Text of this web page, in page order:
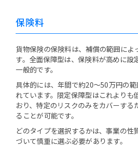
保険料
貨物保険の保険料は、補償の範囲によ
す。全面保障型は、保険料が高めに設
一般的です。
具体的には、年間で約20〜50万円の
れています。限定保障型はこれよりも
おり、特定のリスクのみをカバーする
ることが可能です。
どのタイプを選択するかは、事業の性
づいて慎重に選ぶ必要があります。